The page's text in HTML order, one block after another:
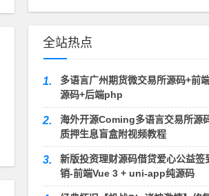
全站热点
1.
多语言广州期货微交易所源码+前
源码+后端php
2.
海外开源Coming多语言交易所源
质押生息盲盒附视频教程
3.
新版投资理财源码借贷爱心公益签
销-前端Vue 3 + uni-app纯源码